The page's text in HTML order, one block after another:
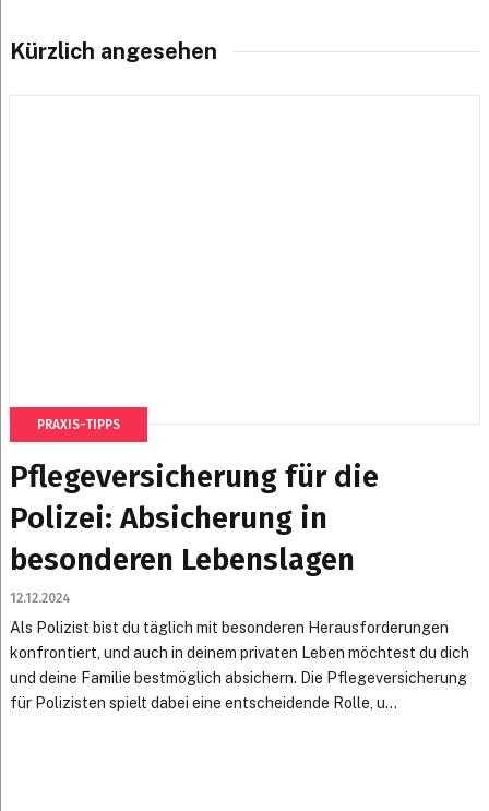
Kürzlich angesehen
PRAXIS-TIPPS
Pflegeversicherung für die
Polizei: Absicherung in
besonderen Lebenslagen
12.12.2024
Als Polizist bist du täglich mit besonderen Herausforderungen
konfrontiert, und auch in deinem privaten Leben möchtest du dich
und deine Familie bestmöglich absichern. Die Pflegeversicherung
für Polizisten spielt dabei eine entscheidende Rolle, u...